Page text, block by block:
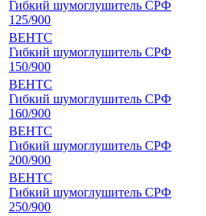
Гибкий шумоглушитель СРФ
125/900
ВЕНТС
Гибкий шумоглушитель СРФ
150/900
ВЕНТС
Гибкий шумоглушитель СРФ
160/900
ВЕНТС
Гибкий шумоглушитель СРФ
200/900
ВЕНТС
Гибкий шумоглушитель СРФ
250/900